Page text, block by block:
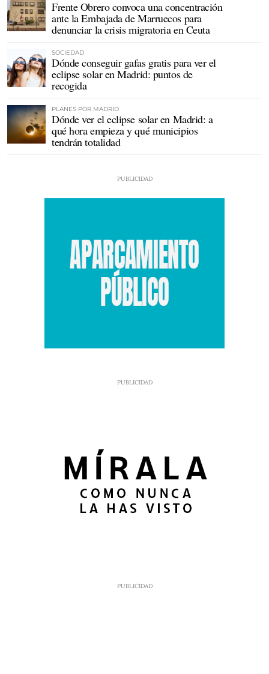
Frente Obrero convoca una concentración
ante la Embajada de Marruecos para
denunciar la crisis migratoria en Ceuta
SOCIEDAD
Dónde conseguir gafas gratis para ver el
eclipse solar en Madrid: puntos de
recogida
PLANES POR MADRID
Dónde ver el eclipse solar en Madrid: a
qué hora empieza y qué municipios
tendrán totalidad